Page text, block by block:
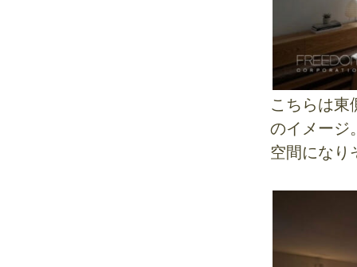
こちらは東
のイメージ
空間になり